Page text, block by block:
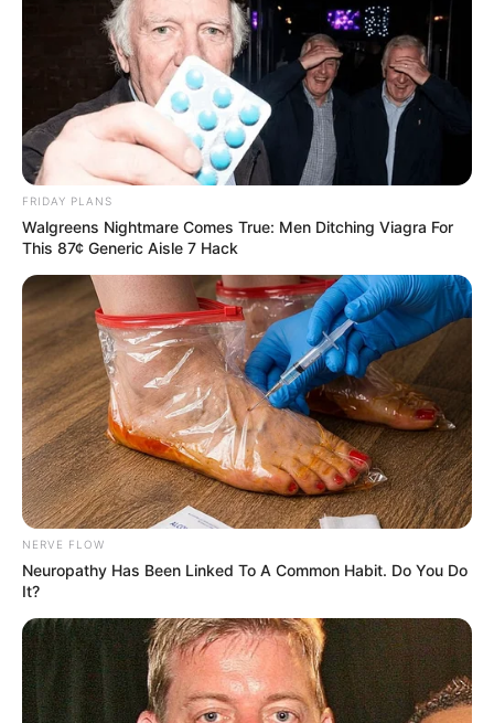
FRIDAY PLANS
Walgreens Nightmare Comes True: Men Ditching Viagra For
This 87¢ Generic Aisle 7 Hack
NERVE FLOW
Neuropathy Has Been Linked To A Common Habit. Do You Do
It?